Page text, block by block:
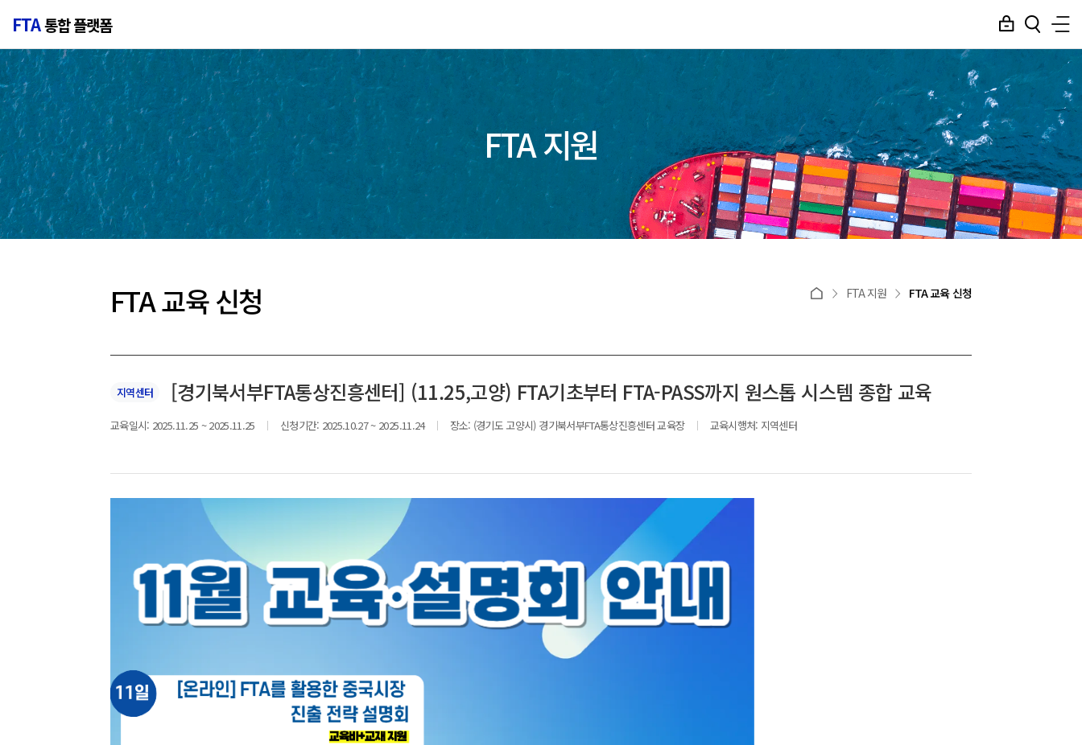
FTA통합 플랫폼
FTA 지원
FTA 지원 FTA 교육 신청
FTA 교육 신청
지역센터 [경기북서부FTA통상진흥센터] (11.25,고양) FTA기초부터 FTA-PASS까지 원스톱 시스템 종합 교육
교육일시: 2025.11.25 ~ 2025.11.25 신청기간: 2025.10.27 ~ 2025.11.24 장소: (경기도 고양시) 경기북서부FTA통상진흥센터 교육장 교육시행처: 지역센터